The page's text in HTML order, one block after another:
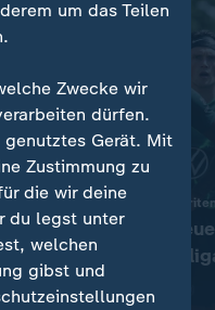
Mannschaften,
Was Sie zur
der 2.
müssen
mit Video
um das Teilen
Zwecke wir
dürfen.
Gerät. Mit
Zustimmung zu
die wir deine
du legst unter
welchen
gibst und